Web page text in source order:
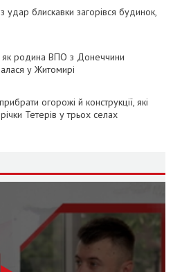
блискавки загорівся будинок,
як родина ВПО з Донеччини
у Житомирі
огорожі й конструкції, які
Тетерів у трьох селах